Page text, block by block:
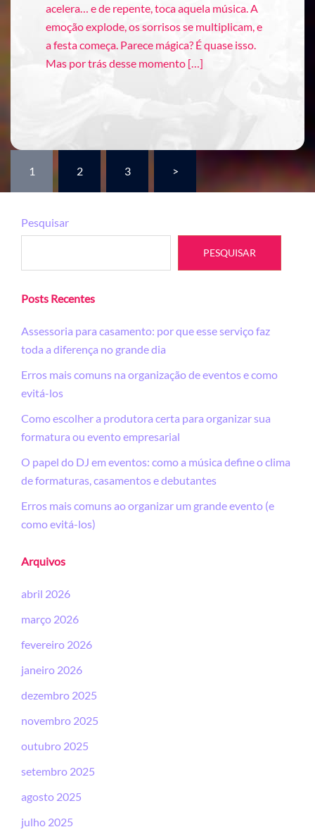
acelera… e de repente, toca aquela música. A
emoção explode, os sorrisos se multiplicam, e
a festa começa. Parece mágica? É quase isso.
Mas por trás desse momento […]
posts
1 2 3 >
Pesquisar
PESQUISAR
Posts Recentes
Assessoria para casamento: por que esse serviço faz
toda a diferença no grande dia
Erros mais comuns na organização de eventos e como
evitá-los
Como escolher a produtora certa para organizar sua
formatura ou evento empresarial
O papel do DJ em eventos: como a música define o clima
de formaturas, casamentos e debutantes
Erros mais comuns ao organizar um grande evento (e
como evitá-los)
Arquivos
abril 2026
março 2026
fevereiro 2026
janeiro 2026
dezembro 2025
novembro 2025
outubro 2025
setembro 2025
agosto 2025
julho 2025